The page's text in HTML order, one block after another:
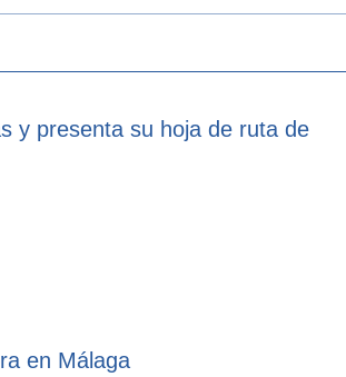
y presenta su hoja de ruta de
en Málaga